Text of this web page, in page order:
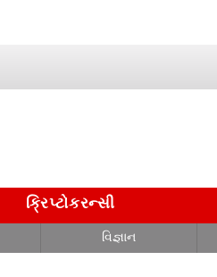
ક્રિપ્ટોકરન્સી
વિજ્ઞાન